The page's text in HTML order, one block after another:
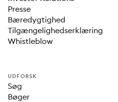
Presse
Bæredygtighed
Tilgængelighedserklæring
Whistleblow
UDFORSK
Søg
Bøger